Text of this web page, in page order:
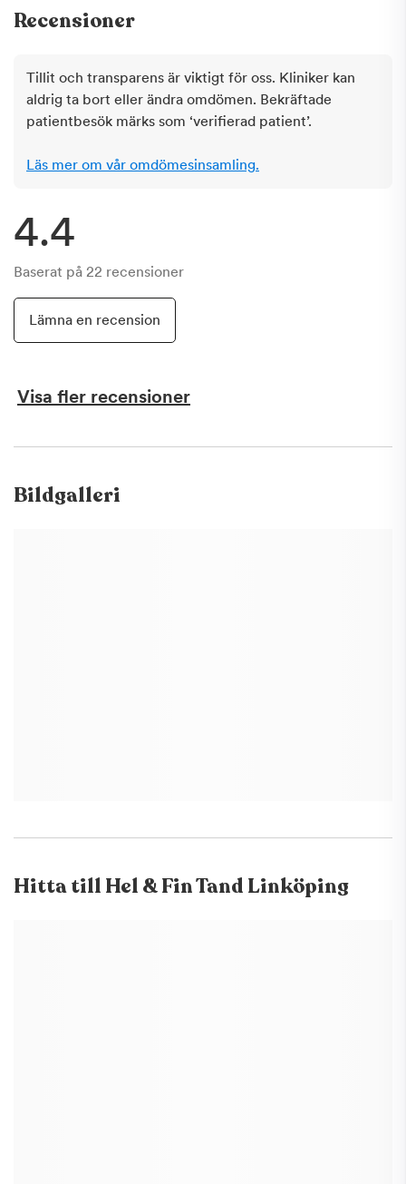
Recensioner
Tillit och transparens är viktigt för oss. Kliniker kan
aldrig ta bort eller ändra omdömen. Bekräftade
patientbesök märks som ‘verifierad patient’.
Läs mer om vår omdömesinsamling.
4.4
Baserat på 22 recensioner
Lämna en recension
Visa fler recensioner
Bildgalleri
Hitta till Hel & Fin Tand Linköping